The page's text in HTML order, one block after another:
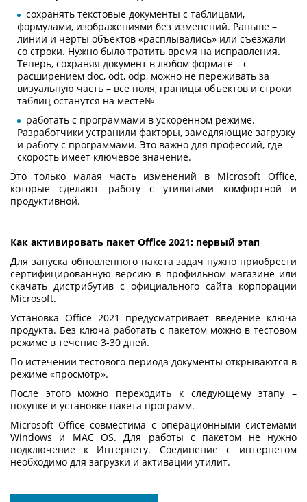
сохранять текстовые документы с таблицами,
формулами, изображениями без изменений. Раньше –
линии и черты объектов «расплывались» или съезжали
со строки. Нужно было тратить время на исправления.
Теперь, сохраняя документ в любом формате – с
расширением doc, odt, odp, можно не переживать за
визуальную часть – все поля, границы объектов и строки
таблиц останутся на месте№
работать с программами в ускоренном режиме.
Разработчики устранили факторы, замедляющие загрузку
и работу с программами. Это важно для профессий, где
скорость имеет ключевое значение.
Это только малая часть изменений в Microsoft Office,
которые сделают работу с утилитами комфортной и
продуктивной.
Как активировать пакет Office 2021: первый этап
Для запуска обновленного пакета задач нужно приобрести
сертифицированную версию в профильном магазине или
скачать дистрибутив с официального сайта корпорации
Microsoft.
Установка Office 2021 предусматривает введение ключа
продукта. Без ключа работать с пакетом можно в тестовом
режиме в течение 3-30 дней.
По истечении тестового периода документы открываются в
режиме «просмотр».
После этого можно переходить к следующему этапу –
покупке и установке пакета программ.
Microsoft Office совместима с операционными системами
Windows и MAC OS. Для работы с пакетом не нужно
подключение к Интернету. Соединение с интернетом
необходимо для загрузки и активации утилит.